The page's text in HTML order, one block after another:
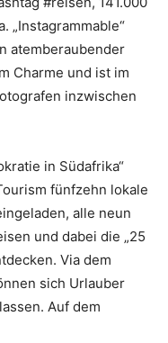
„Instagrammable“
atemberaubender
Charme und ist im
inzwischen
in Südafrika“
fünfzehn lokale
alle neun
und dabei die „25
Via dem
sich Urlauber
Auf dem